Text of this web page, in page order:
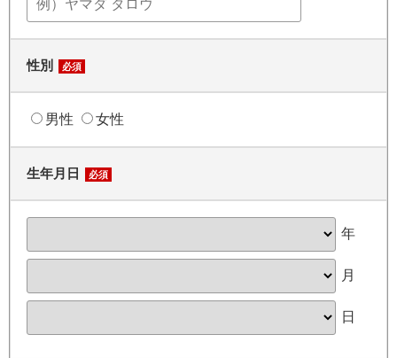
性別 必須
男性 女性
生年月日 必須
年
月
日